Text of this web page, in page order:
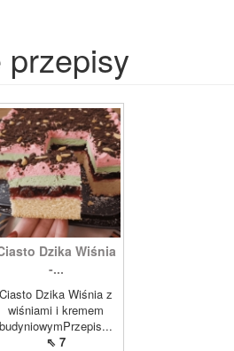
Dzika Wiśnia
-...
Ciasto Dzika Wiśnia z
wiśniami i kremem
budyniowymPrzepis...
⇖ 7